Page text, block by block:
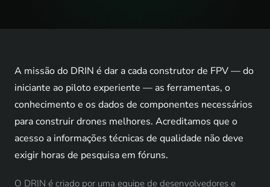
A missão do DRIN é dar a cada construtor de FPV — do
iniciante ao piloto experiente — as ferramentas, o
conhecimento e os dados de componentes necessários
para construir drones melhores. Acreditamos que o
acesso a informações técnicas de qualidade não deve
exigir horas de pesquisa em fóruns.
O DRIN é criado por uma equipe de desenvolvedores e